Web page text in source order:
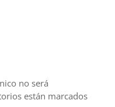
no será
están marcados